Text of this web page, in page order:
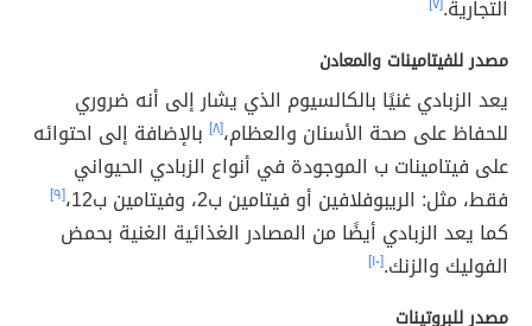
التجارية.
مصدر للفيتامينات والمعادن
يعد الزبادي غنيًا بالكالسيوم الذي يشار إلى أنه ضروري
للحفاظ على صحة الأسنان والعظام،[٨]
بالإضافة إلى احتوائه
على فيتامينات ب الموجودة في أنواع الزبادي الحيواني
فقط، مثل: الريبوفلافين أو فيتامين ب2، وفيتامين ب12،
[٩]
كما يعد الزبادي أيضًا من المصادر الغذائية الغنية بحمض
الفوليك والزنك.[١٠]
مصدر للبروتينات